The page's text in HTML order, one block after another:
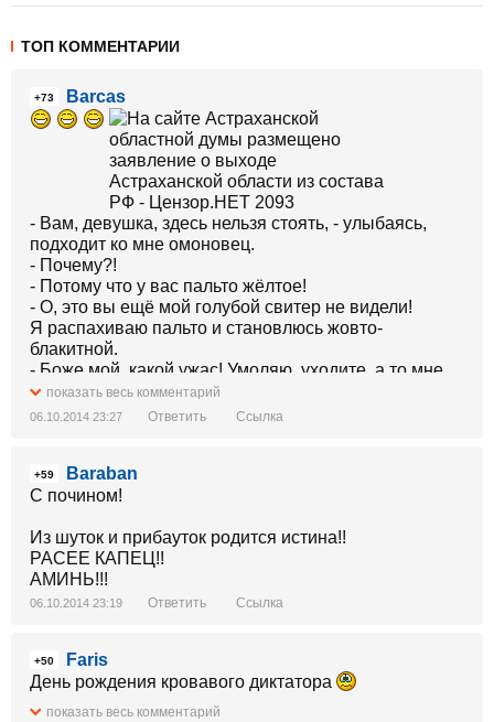
ТОП КОММЕНТАРИИ
+73 Barcas
- Вам, девушка, здесь нельзя стоять, - улыбаясь,
подходит ко мне омоновец.
- Почему?!
- Потому что у вас пальто жёлтое!
- О, это вы ещё мой голубой свитер не видели!
Я распахиваю пальто и становлюсь жовто-
блакитной.
- Боже мой, какой ужас! Умоляю, уходите, а то мне
придется вас забрать...
показать весь комментарий
06.10.2014 23:27 Ответить Ссылка
+59
Baraban
С почином!
Из шуток и прибауток родится истина!!
РАСЕЕ КАПЕЦ!!
АМИНЬ!!!
06.10.2014 23:19 Ответить Ссылка
+50
Faris
День рождения кровавого диктатора
показать весь комментарий